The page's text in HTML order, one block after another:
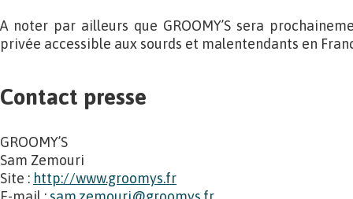
A noter par ailleurs que GROOMY’S sera
privée accessible aux sourds et malentendants en
Contact presse
GROOMY’S
Sam Zemouri
Site : http://www.groomys.fr